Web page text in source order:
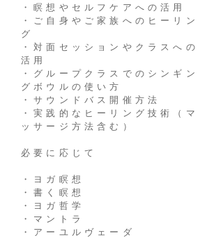
・瞑想やセルフケアへの活用
・ご自身やご家族へのヒーリン
グ
​・対面セッションやクラスへの
活用
・グループクラスでのシンギン
グボウルの使い方
・サウンドバス開催方法
・実践的なヒーリング技術（マ
ッサージ方法含む）
必要に応じて
・ヨガ瞑想
・書く瞑想
・ヨガ哲学
・マントラ
・アーユルヴェーダ